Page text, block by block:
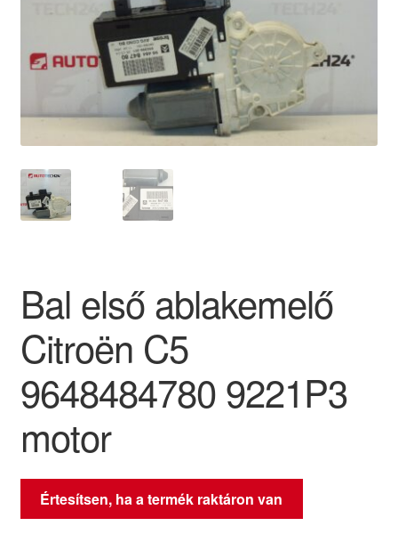
Panasz
Panaszkezelési szabályzat
Saját fiókom
Szállítás világszerte
Szekér
Bal első ablakemelő
Citroën C5
9648484780 9221P3
motor
Értesítsen, ha a termék raktáron van